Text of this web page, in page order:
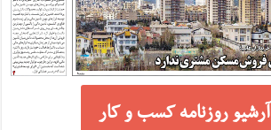
آرشیو روزنامه کسب و کار